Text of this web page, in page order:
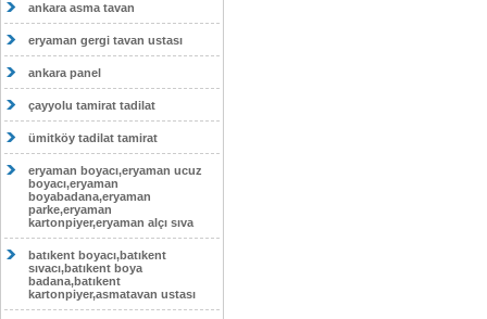
ankara asma tavan
eryaman gergi tavan ustası
ankara panel
çayyolu tamirat tadilat
ümitköy tadilat tamirat
eryaman boyacı,eryaman ucuz
boyacı,eryaman
boyabadana,eryaman
parke,eryaman
kartonpiyer,eryaman alçı sıva
batıkent boyacı,batıkent
sıvacı,batıkent boya
badana,batıkent
kartonpiyer,asmatavan ustası